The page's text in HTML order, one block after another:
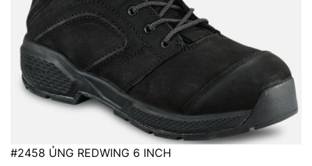
#2458 ỦNG REDWING 6 INCH